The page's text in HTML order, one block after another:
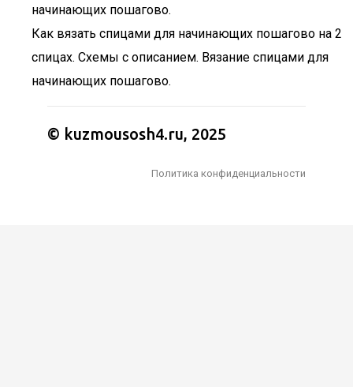
Как вязать спицами для начинающих пошагово на 2
спицах. Схемы с описанием. Вязание спицами для
начинающих пошагово.
© kuzmousosh4.ru, 2025
Политика конфиденциальности